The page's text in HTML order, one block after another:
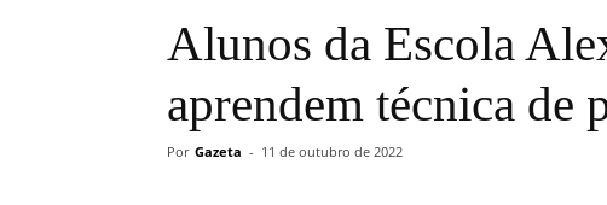
Alunos da Escola
aprendem técnica de
Por Gazeta - 11 de outubro de 2022